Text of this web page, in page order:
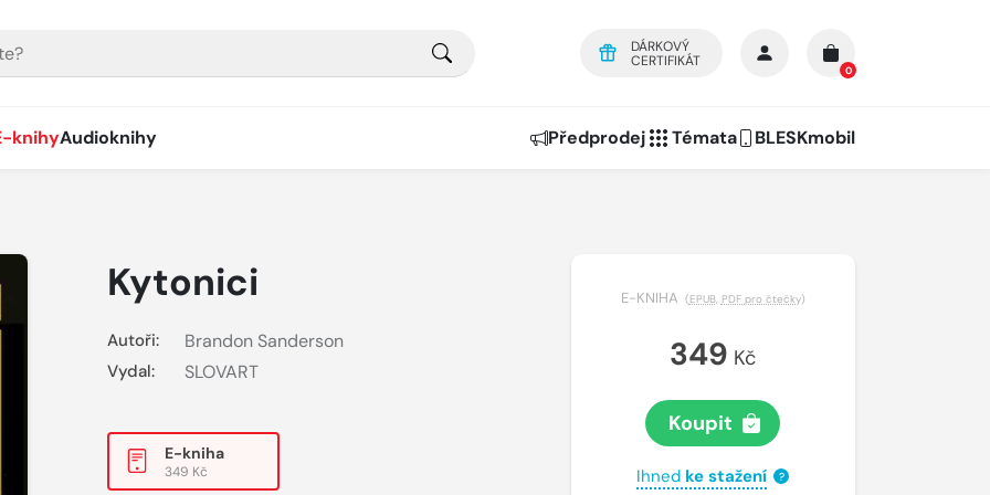
DÁRKOVÝ
CERTIFIKÁT
0
knihyAudioknihy Předprodej Témata BLESKmobil
Kytonici
Autoři: Brandon Sanderson
Vydal: SLOVART
E-kniha
349 Kč
E-KNIHA (EPUB, PDF pro čtečky)
349 Kč
Koupit
Ihned ke stažení ?